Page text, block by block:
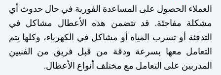
العملاء الحصول على المساعدة الفورية في حال حدوث أي
مشكلة مفاجئة. قد تتضمن هذه الأعطال مشاكل في
التدفئة أو تسرب المياه أو مشاكل في الكهرباء، وكلها يتم
التعامل معها بسرعة ودقة من قبل فريق من الفنيين
المدربين على التعامل مع مختلف أنواع الأعطال.